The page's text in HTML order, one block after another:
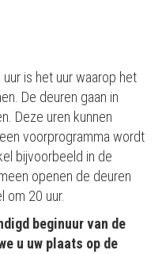
is het uur waarop het
De deuren gaan in
Deze uren kunnen
voorprogramma wordt
bijvoorbeeld in de
openen de deuren
om 20 uur.
beginuur van de
u uw plaats op de